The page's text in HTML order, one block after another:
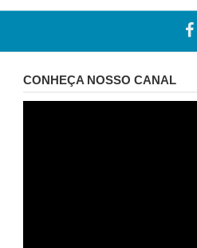
CONHEÇA NOSSO CANAL